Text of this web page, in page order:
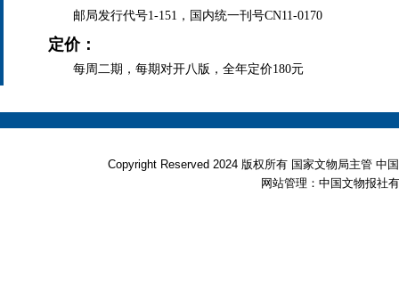
邮局发行代号1-151，国内统一刊号CN11-0170
定价：
每周二期，每期对开八版，全年定价180元
Copyright Reserved 2024 版权所有 国家文物局主管
网站管理：中国文物报社